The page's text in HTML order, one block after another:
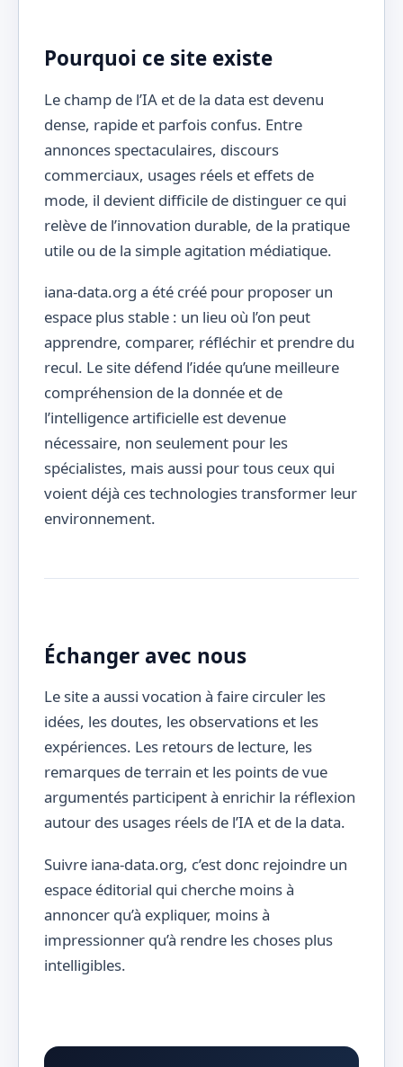
Pourquoi ce site existe
Le champ de l’IA et de la data est devenu
dense, rapide et parfois confus. Entre
annonces spectaculaires, discours
commerciaux, usages réels et effets de
mode, il devient difficile de distinguer ce qui
relève de l’innovation durable, de la pratique
utile ou de la simple agitation médiatique.
iana-data.org a été créé pour proposer un
espace plus stable : un lieu où l’on peut
apprendre, comparer, réfléchir et prendre du
recul. Le site défend l’idée qu’une meilleure
compréhension de la donnée et de
l’intelligence artificielle est devenue
nécessaire, non seulement pour les
spécialistes, mais aussi pour tous ceux qui
voient déjà ces technologies transformer leur
environnement.
Échanger avec nous
Le site a aussi vocation à faire circuler les
idées, les doutes, les observations et les
expériences. Les retours de lecture, les
remarques de terrain et les points de vue
argumentés participent à enrichir la réflexion
autour des usages réels de l’IA et de la data.
Suivre iana-data.org, c’est donc rejoindre un
espace éditorial qui cherche moins à
annoncer qu’à expliquer, moins à
impressionner qu’à rendre les choses plus
intelligibles.